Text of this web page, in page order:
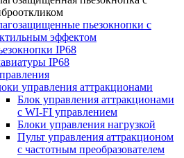
пьезокнопки с
эффектом
IP68
IP68
управления аттракционами
Блок управления аттракционами
с WI-FI управлением
Блоки управления нагрузкой
Пульт управления аттракционом
с частотным преобразователем